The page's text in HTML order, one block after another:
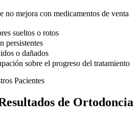
no mejora con medicamentos de venta
sueltos o rotos
persistentes
o dañados
sobre el progreso del tratamiento
Pacientes
de Ortodoncia